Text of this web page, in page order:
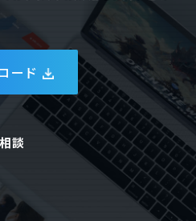
ード
談